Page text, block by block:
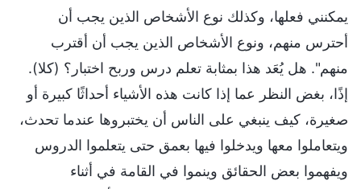
يمكنني فعلها، وكذلك نوع الأشخاص الذين يجب أن
أحترس منهم، ونوع الأشخاص الذين يجب أن أقترب
منهم". هل يُعَد هذا بمثابة تعلم درس وربح اختبار؟ (كلا).
إذًا، بغض النظر عما إذا كانت هذه الأشياء أحداثًا كبيرة أو
صغيرة، كيف ينبغي على الناس أن يختبروها عندما تحدث،
ويتعاملوا معها ويدخلوا فيها بعمق حتى يتعلموا الدروس
ويفهموا بعض الحقائق وينموا في القامة في أثناء